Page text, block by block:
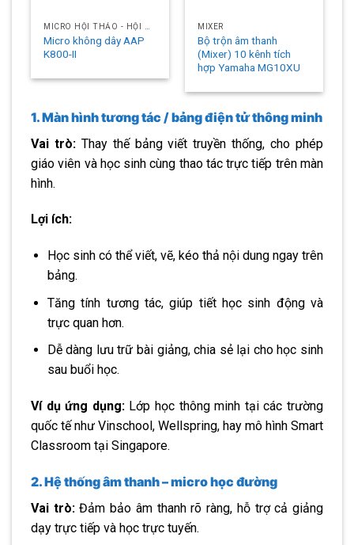
Micro không dây AAP
K800-II
MIXER
Bộ trộn âm thanh
(Mixer) 10 kênh tích
hợp Yamaha MG10XU
1. Màn hình tương tác / bảng điện tử thông minh
Vai trò:Thay thế bảng viết truyền thống, cho phép
giáo viên và học sinh cùng thao tác trực tiếp trên màn
hình.
Lợi ích:
Học sinh có thể viết, vẽ, kéo thả nội dung ngay trên
bảng.
Tăng tính tương tác, giúp tiết học sinh động và
trực quan hơn.
Dễ dàng lưu trữ bài giảng, chia sẻ lại cho học sinh
sau buổi học.
Ví dụ ứng dụng:Lớp học thông minh tại các trường
quốc tế như Vinschool, Wellspring, hay mô hình Smart
Classroom tại Singapore.
2. Hệ thống âm thanh – micro học đường
Vai trò:Đảm bảo âm thanh rõ ràng, hỗ trợ cả giảng
dạy trực tiếp và học trực tuyến.